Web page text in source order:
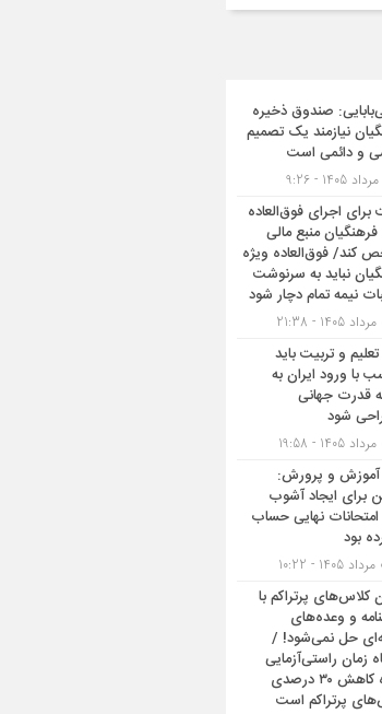
صندوق ذخیره
نیازمند یک تصمیم
و دائمی است
اجرای فوق‌العاده
منبع مالی
کند/ فوق‌العاده ویژه
نباید به سرنوشت
نیمه‌ تمام دچار شود
و تربیت باید
با ورود ایران به
قدرت جهانی
شود
آموزش و پرورش:
برای ایجاد آشوب
نهایی حساب
بود
کلاس‌های پرتراکم با
و وعده‌های
حل نمی‌شود! /
زمان راستی‌آزمایی
وعده کاهش ۳۰ درصدی
پرتراکم است